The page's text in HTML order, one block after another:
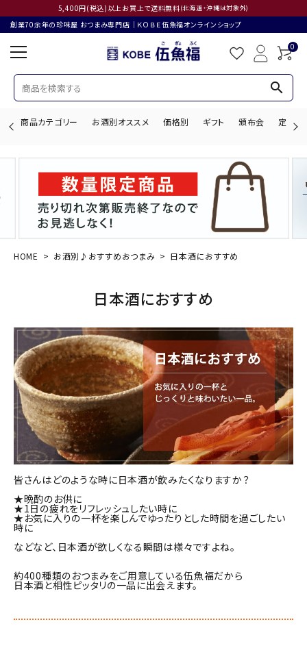
5,400円(税込)以上お買上で送料無料(北海道・沖縄は対象外)
創業70余年の珍味屋 おつまみ専門店│ＫＯＢＥ伍魚福オンラインショップ
0
search
商品カテゴリー お酒別オススメ 価格別 ギフト 頒布会 定期購
search
ACCOUNT MENU
お酒別オススメ
価格別
お問い合わせ
ご利用ガイド
直営店
HOME お酒別♪おすすめおつまみ 日本酒におすすめ
日本酒におすすめ
皆さんはどのような時に日本酒が飲みたくなりますか？
★晩酌のお供に
★1日の疲れをリフレッシュしたい時に
★お気に入りの一杯を楽しんでゆったりとした時間を過ごしたい
時に
などなど、日本酒が欲しくなる瞬間は様々ですよね。
約400種類のおつまみをご用意している伍魚福だから
日本酒と相性ピッタリの一品に出会えます。